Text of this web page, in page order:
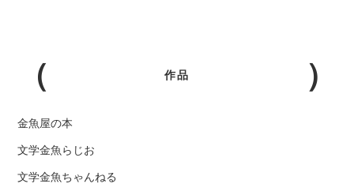
作品
金魚屋の本
文学金魚らじお
文学金魚ちゃんねる